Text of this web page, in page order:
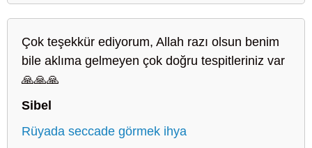
Çok teşekkür ediyorum, Allah razı olsun benim
bile aklıma gelmeyen çok doğru tespitleriniz var
🙏🙏🙏
Sibel
Rüyada seccade görmek ihya